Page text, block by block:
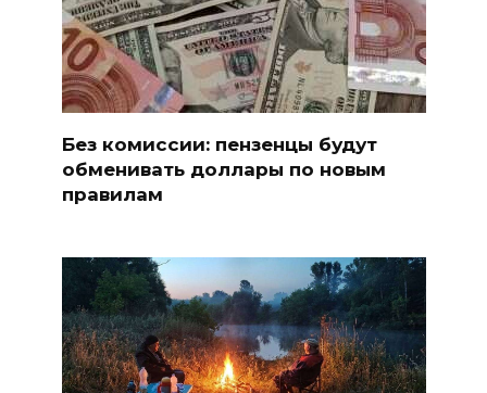
Без комиссии: пензенцы будут
обменивать доллары по новым
правилам